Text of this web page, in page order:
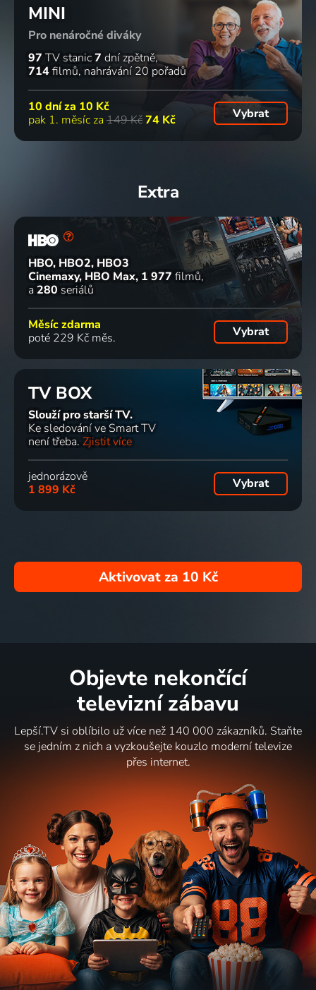
MINI
Pro nenáročné diváky
97 TV stanic7 dní zpětně
714filmů nahrávání 20 pořadů
10 dní za 10 Kč
pak 1. měsíc za 149 Kč74 Kč Vybrat
Extra
HBO, HBO2, HBO3
Cinemaxy, HBO Max 1 977 filmů
a 280 seriálů
Měsíc zdarma
poté 229 Kč měs.
Vybrat
TV BOX
Slouží pro starší TV.
Ke sledování ve Smart TV
není třeba. Zjistit více
jednorázově
1 899 Kč
Vybrat
Aktivovat za 10 Kč
Objevte nekončící
televizní zábavu
Lepší.TV si oblíbilo už více než 140 000 zákazníků. Staňte
se jedním z nich a vyzkoušejte kouzlo moderní televize
přes internet.